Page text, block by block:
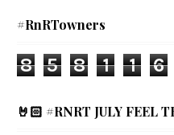
#RnRTowners
8 5 8 1 1 6
🤘🏻 #RNRT JULY FEEL